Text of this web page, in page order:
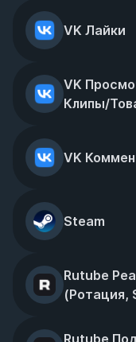
VK Лайки
VK
Клипы/
VK
Steam
Rutube
(Ротация,
Rutube